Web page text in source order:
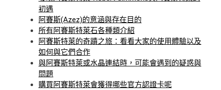
初遇
阿賽斯(Azez)的意涵與存在目的
所有阿賽斯特萊石各種類介紹
阿賽斯特萊的奇蹟之旅：看看大家的使用體驗以及
如何與它們合作
與阿賽斯特萊或水晶連結時，可能會遇到的疑惑與
問題
購買阿賽斯特萊會獲得哪些官方認證卡呢